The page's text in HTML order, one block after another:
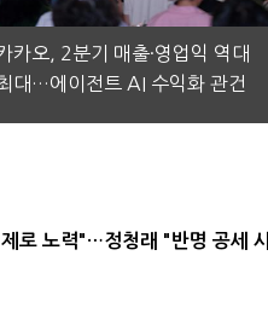
카오, 2분기 매출·영업익 역대
대…에이전트 AI 수익화 관건
로 노력"…정청래 "반명 공세